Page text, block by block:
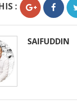
:
SAIFUDDIN